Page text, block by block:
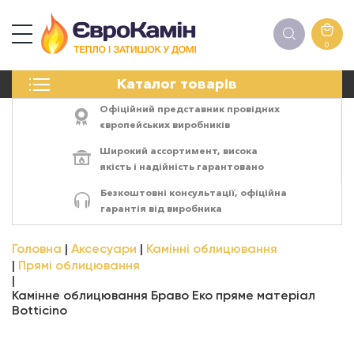
0
Каталог товарів
ПЕЧІ
ЕЛЕКТРОКАМІНИ
АКСЕСУАРИ
Офіційний представник провідних
європейських виробників
Широкий ассортимент, висока
якість і надійність гарантовано
Безкоштовні консультації, офіційна
гарантія від виробника
Головна Аксесуари
Камінні облицювання
Прямі облицювання
Камінне облицювання Браво Еко пряме матеріал
Botticino